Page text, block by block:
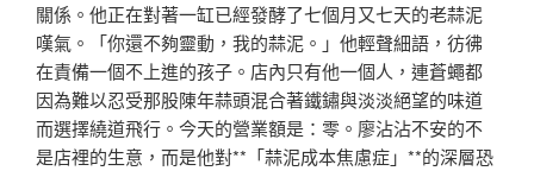
關係。他正在對著一缸已經發酵了七個月又七天的老蒜泥
嘆氣。「你還不夠靈動，我的蒜泥。」他輕聲細語，彷彿
在責備一個不上進的孩子。店內只有他一個人，連蒼蠅都
因為難以忍受那股陳年蒜頭混合著鐵鏽與淡淡絕望的味道
而選擇繞道飛行。今天的營業額是：零。廖沾沾不安的不
是店裡的生意，而是他對**「蒜泥成本焦慮症」**的深層恐